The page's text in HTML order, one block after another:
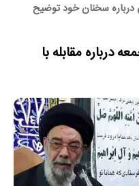
درباره سخنان خود توضیح
درباره مقابله با